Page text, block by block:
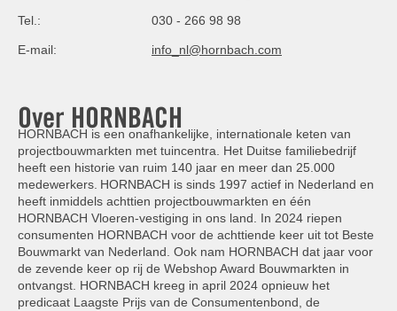
Tel.: 030 - 266 98 98
E-mail: info_nl@hornbach.com
Over HORNBACH
HORNBACH is een onafhankelijke, internationale keten van
projectbouwmarkten met tuincentra. Het Duitse familiebedrijf
heeft een historie van ruim 140 jaar en meer dan 25.000
medewerkers. HORNBACH is sinds 1997 actief in Nederland en
heeft inmiddels achttien projectbouwmarkten en één
HORNBACH Vloeren-vestiging in ons land. In 2024 riepen
consumenten HORNBACH voor de achttiende keer uit tot Beste
Bouwmarkt van Nederland. Ook nam HORNBACH dat jaar voor
de zevende keer op rij de Webshop Award Bouwmarkten in
ontvangst. HORNBACH kreeg in april 2024 opnieuw het
predicaat Laagste Prijs van de Consumentenbond, de